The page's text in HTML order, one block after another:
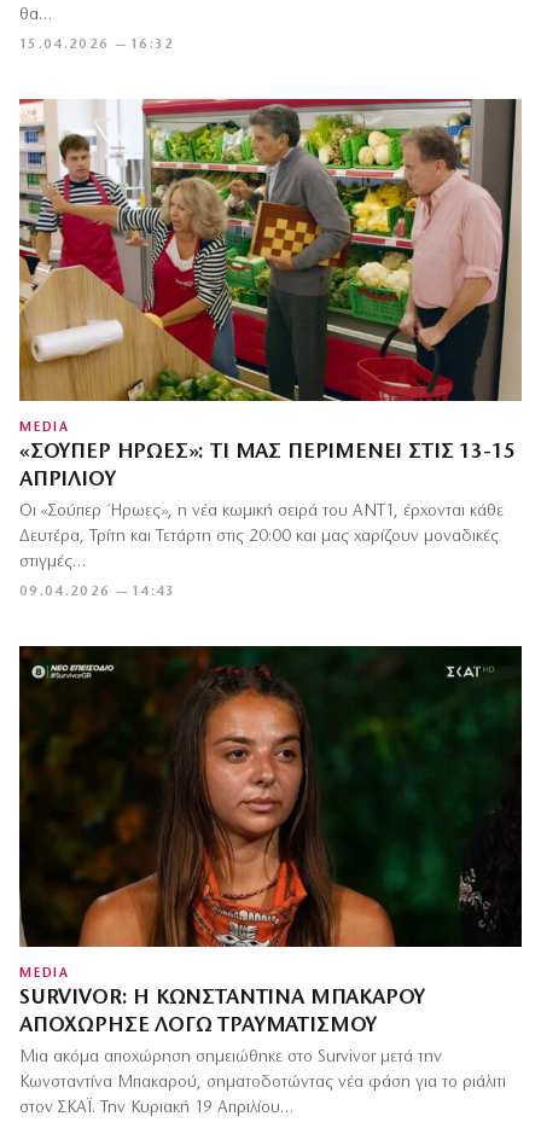
15.04.2026 — 16:32
θα…
MEDIA
«ΣΟΎΠΕΡ ΉΡΩΕΣ»: ΤΙ ΜΑΣ ΠΕΡΙΜΈΝΕΙ ΣΤΙΣ 13-15
ΑΠΡΙΛΊΟΥ
09.04.2026 — 14:43
Οι «Σούπερ Ήρωες», η νέα κωμική σειρά του ΑΝΤ1, έρχονται κάθε
Δευτέρα, Τρίτη και Τετάρτη στις 20:00 και μας χαρίζουν μοναδικές
στιγμές…
MEDIA
SURVIVOR: Η ΚΩΝΣΤΑΝΤΊΝΑ ΜΠΑΚΑΡΟΎ
ΑΠΟΧΏΡΗΣΕ ΛΌΓΩ ΤΡΑΥΜΑΤΙΣΜΟΎ
Μια ακόμα αποχώρηση σημειώθηκε στο Survivor μετά την
Κωνσταντίνα Μπακαρού, σηματοδοτώντας νέα φάση για το ριάλιτι
στον ΣΚΑΪ. Την Κυριακή 19 Απριλίου…